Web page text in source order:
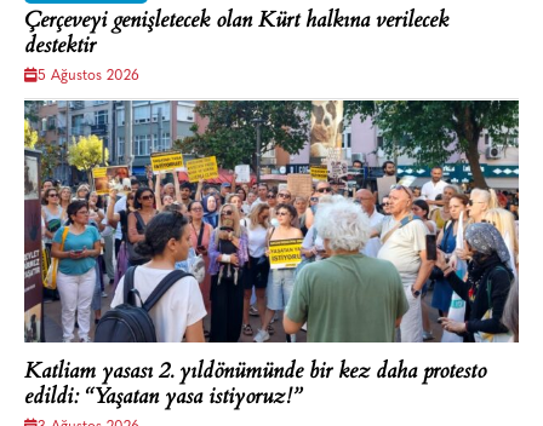
Çerçeveyi genişletecek olan Kürt halkına verilecek
destektir
5 Ağustos 2026
Katliam yasası 2. yıldönümünde bir kez daha protesto
edildi: “Yaşatan yasa istiyoruz!”